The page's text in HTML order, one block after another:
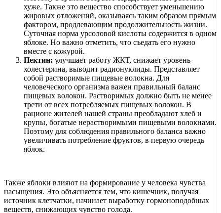
хуже. Также это вещество способствует уменьшению
жировых отложений, оказываясь таким образом прямым
фактором, продлевающим продолжительность жизни.
Суточная норма урсоловой кислоты содержится в одном
яблоке. Но важно отметить, что съедать его нужно
вместе с кожурой.
Пектин: улучшает работу ЖКТ, снижает уровень
холестерина, выводит радионуклиды. Представляет
собой растворимые пищевые волокна. Для
человеческого организма важен правильный баланс
пищевых волокон. Растворимых должно быть не менее
трети от всех потребляемых пищевых волокон. В
рационе жителей нашей страны преобладают хлеб и
крупы, богатые нерастворимыми пищевыми волокнами.
Поэтому для соблюдения правильного баланса важно
увеличивать потребление фруктов, в первую очередь
яблок.
Также яблоки влияют на формирование у человека чувства
насыщения. Это объясняется тем, что кишечник, получая
источник клетчатки, начинает выработку гормоноподобных
веществ, снижающих чувство голода.